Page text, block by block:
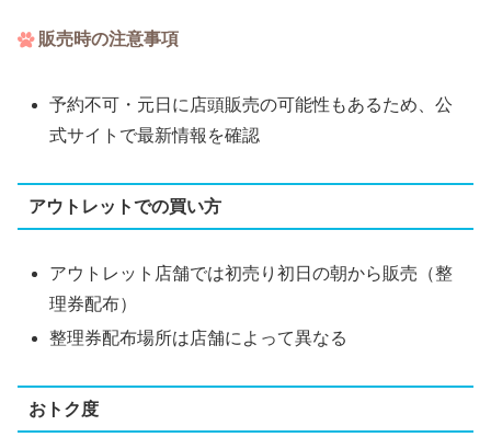
販売時の注意事項
予約不可・元日に店頭販売の可能性もあるため、公
式サイトで最新情報を確認
アウトレットでの買い方
アウトレット店舗では初売り初日の朝から販売（整
理券配布）
整理券配布場所は店舗によって異なる
おトク度